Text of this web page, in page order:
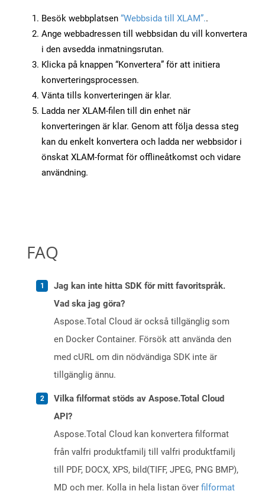
Besök webbplatsen “Webbsida till XLAM”..
Ange webbadressen till webbsidan du vill konvertera
i den avsedda inmatningsrutan.
Klicka på knappen “Konvertera” för att initiera
konverteringsprocessen.
Vänta tills konverteringen är klar.
Ladda ner XLAM-filen till din enhet när
konverteringen är klar. Genom att följa dessa steg
kan du enkelt konvertera och ladda ner webbsidor i
önskat XLAM-format för offlineåtkomst och vidare
användning.
FAQ
Jag kan inte hitta SDK för mitt favoritspråk.
Vad ska jag göra?
Aspose.Total Cloud är också tillgänglig som
en Docker Container. Försök att använda den
med cURL om din nödvändiga SDK inte är
tillgänglig ännu.
Vilka filformat stöds av Aspose.Total Cloud
API?
Aspose.Total Cloud kan konvertera filformat
från valfri produktfamilj till valfri produktfamilj
till PDF, DOCX, XPS, bild(TIFF, JPEG, PNG BMP),
MD och mer. Kolla in hela listan över filformat